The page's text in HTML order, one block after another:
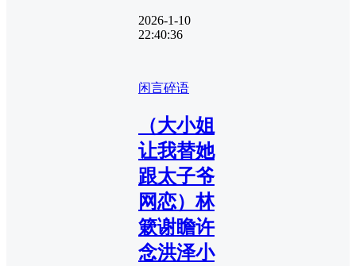
2026-1-10
22:40:36
闲言碎语
（大小姐
让我替她
跟太子爷
网恋）林
簌谢瞻许
念洪泽小